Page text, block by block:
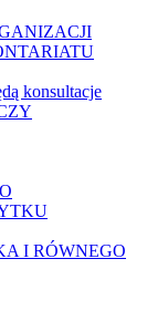
konsultacje
I RÓWNEGO